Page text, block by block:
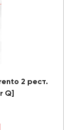
2 рест.
Q]